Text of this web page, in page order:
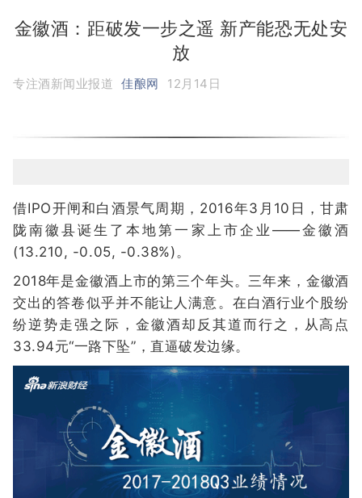
金徽酒：距破发一步之遥 新产能恐无处安
放
专注酒新闻业报道 佳酿网 12月14日
借IPO开闸和白酒景气周期，2016年3月10日，甘肃
陇南徽县诞生了本地第一家上市企业——金徽酒
(13.210, -0.05, -0.38%)。
2018年是金徽酒上市的第三个年头。三年来，金徽酒
交出的答卷似乎并不能让人满意。在白酒行业个股纷
纷逆势走强之际，金徽酒却反其道而行之，从高点
33.94元“一路下坠”，直逼破发边缘。